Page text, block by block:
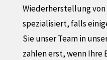
Wiederherstellung von
spezialisiert, falls
Sie unser Team in
zahlen erst, wenn Ihre